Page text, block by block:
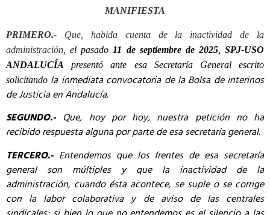
MANIFIESTA
PRIMERO.- Que, habida cuenta de la inactividad de la
administración,
el pasado 11 de septiembre de 2025, SPJ-USO
ANDALUCÍA
presentó ante esa Secretaría General escrito
solicitando la inmediata convocatoria de la Bolsa de interinos
de Justicia en Andalucía.
SEGUNDO.-Que, hoy por hoy, nuestra petición no ha
recibido respuesta alguna por parte de esa secretaría general.
TERCERO.-Entendemos que los frentes de esa secretaría
general son múltiples y que la inactividad de la
administración, cuando ésta acontece, se suple o se corrige
con la labor colaborativa y de aviso de las centrales